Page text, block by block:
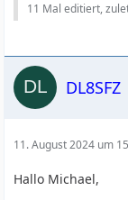
11 Mal editiert,
DL8SFZ
11. August 2024 um
Hallo Michael,